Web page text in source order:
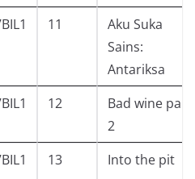
11
Aku Suka
Sains:
Antariksa
12
Bad wine part
2
13 Into the pit